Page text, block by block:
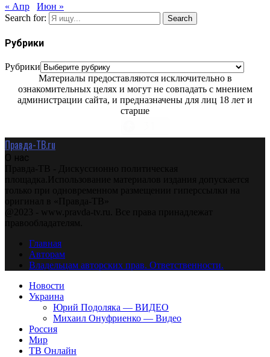
« Апр
Июн »
Search for:
Search
Рубрики
Рубрики
Материалы предоставляются исключительно в
ознакомительных целях и могут не совпадать с мнением
администрации сайта, и предназначены для лиц 18 лет и
старше
Правда-ТВ.ru
О нас
Правда-ТВ - Дискуссионно политическая
площадка.Использование материалов издания допускается
только при одновременном размещении гиперссылки на
оригинал в «Правда-ТВ»
@2023 - www.pravda-tv.ru. Все права принадлежат
правообладателям.
Главная
Авторам
Владельцам авторских прав. Ответственности.
Новости
Украина
Юрий Подоляка — ВИДЕО
Михаил Онуфриенко — Видео
Россия
Мир
ТВ Онлайн